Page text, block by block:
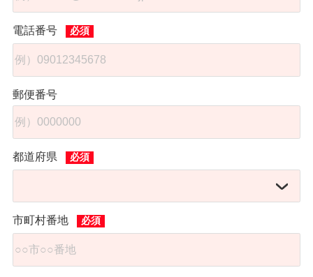
電話番号
郵便番号
都道府県
市町村番地